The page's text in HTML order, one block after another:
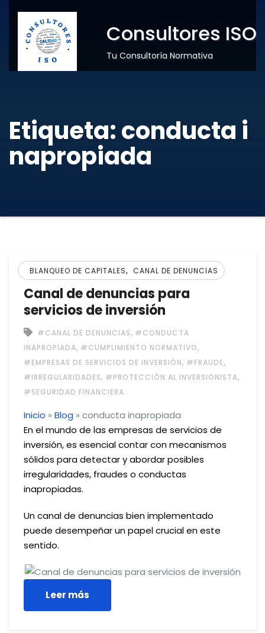
Consultores ISO
Tu Consultoría Normativa
Etiqueta:conducta i
napropiada
BLANQUEO DE CAPITALES, CANAL DE DENUNCIAS
Canal de denuncias para
servicios de inversión
#CANAL DE DENUNCIAS, #CONDUCTA
INAPROPIADA, #CUMPLIMIENTO NORMATIVO,
#EMPRESAS DE SERVICIOS DE INVERSIÓN, #FRAUDE,
#IRREGULARIDADES, #PROTECCIÓN AL INVERSIONISTA,
#SEGURIDAD FINANCIERA
Inicio » Blog » conducta inapropiada
En el mundo de las empresas de servicios de
inversión, es esencial contar con mecanismos
sólidos para detectar y abordar posibles
irregularidades, fraudes o conductas
inapropiadas.
Un canal de denuncias bien implementado
puede desempeñar un papel crucial en este
sentido.
Leer más